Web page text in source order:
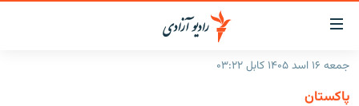
لینک‌های
قابل
دسترسی
جمعه ۱۶ اسد ۱۴۰۵ کابل ۰۳:۲۲
پاکستان